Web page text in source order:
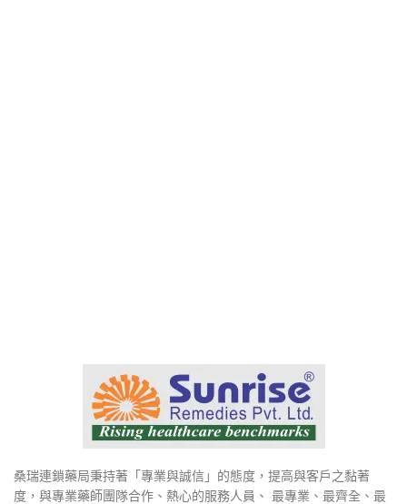
桑瑞連鎖藥局秉持著「專業與誠信」的態度，提高與客戶之黏著
度，與專業藥師團隊合作、熱心的服務人員、 最專業、最齊全、最